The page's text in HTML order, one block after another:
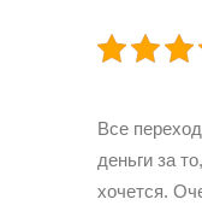
Все
деньги за
хочется.